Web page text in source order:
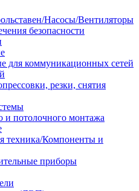
Насосы/Вентиляторы
безопасности
для коммуникационных сетей
резки, снятия
и потолочного монтажа
техника/Компоненты и
приборы